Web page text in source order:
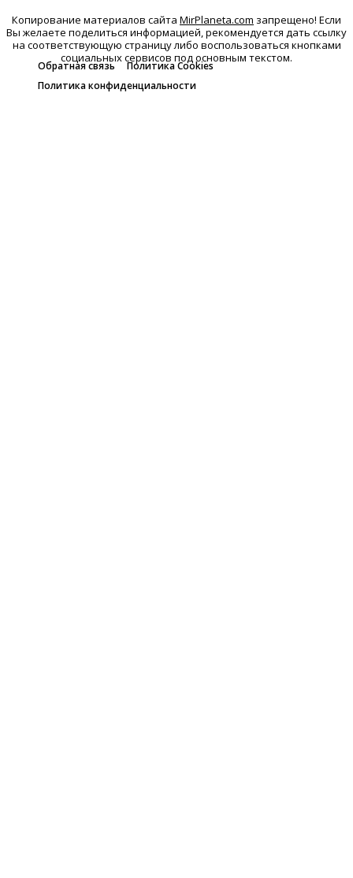
Копирование материалов сайта MirPlaneta.com запрещено! Если
Вы желаете поделиться информацией, рекомендуется дать ссылку
на соответствующую страницу либо воспользоваться кнопками
социальных сервисов под основным текстом.
Обратная связь
Политика Cookies
Политика конфиденциальности